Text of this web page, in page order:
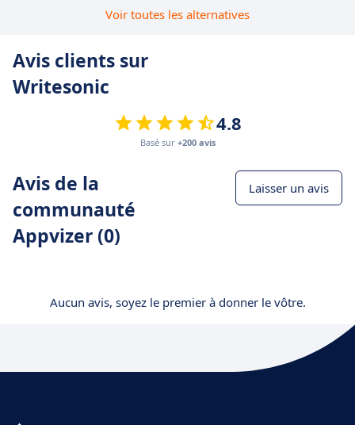
Voir toutes les alternatives
Avis clients sur
Writesonic
4.8
Basé sur +200 avis
Avis de la
communauté
Appvizer (0)
Laisser un avis
Aucun avis, soyez le premier à donner le vôtre.